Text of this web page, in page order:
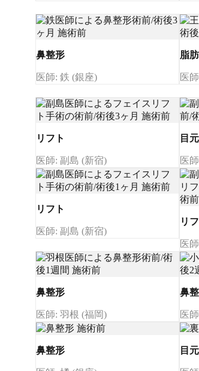
鼻整形
医師: 鉄 (銀座)
脂
医
リフト
医師: 副島 (新宿)
目元
医
リフト
医師: 副島 (新宿)
リ
医
鼻整形
医師: 羽根 (福岡)
鼻
医
鼻整形 目元